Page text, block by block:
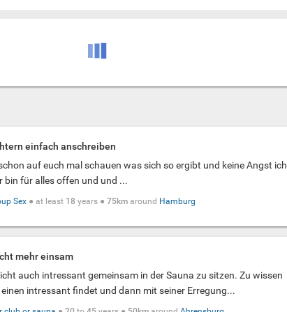
einfach anschreiben
auf euch mal schauen was sich so ergibt und keine Angst ich
bin für alles offen und und ...
Sex ● at least 18 years ●75km around Hamburg
mehr einsam
auch intressant gemeinsam in der Sauna zu sitzen. Zu wissen
intressant findet und dann mit seiner Erregung...